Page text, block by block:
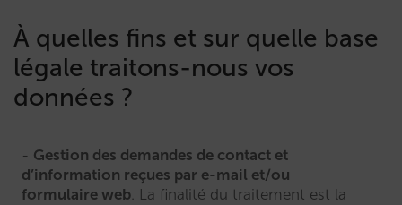
À quelles fins et sur quelle base
légale traitons-nous vos
données ?
Gestion des demandes de contact et
d’information reçues par e-mail et/ou
formulaire web. La finalité du traitement est la